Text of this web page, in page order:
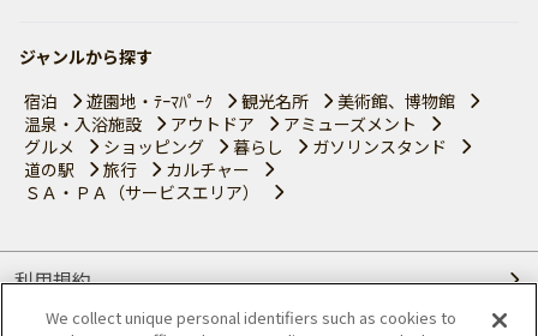
ジャンルから探す
宿泊
遊園地・ﾃｰﾏﾊﾟｰｸ 観光名所
美術館、博物館
温泉・入浴施設
アウトドア
アミューズメント
グルメ
ショッピング 暮らし
ガソリンスタンド
道の駅
旅行
カルチャー
ＳＡ・ＰＡ（サービスエリア）
利用規約
We collect unique personal identifiers such as cookies to